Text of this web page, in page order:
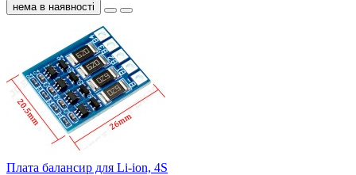
нема в наявності
Плата балансир для Li-ion, 4S